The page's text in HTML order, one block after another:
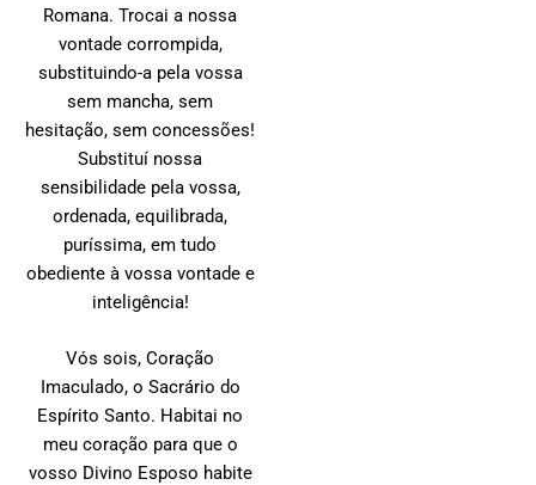
Romana. Trocai a nossa
vontade corrompida,
substituindo-a pela vossa
sem mancha, sem
hesitação, sem concessões!
Substituí nossa
sensibilidade pela vossa,
ordenada, equilibrada,
puríssima, em tudo
obediente à vossa vontade e
inteligência!
Vós sois, Coração
Imaculado, o Sacrário do
Espírito Santo. Habitai no
meu coração para que o
vosso Divino Esposo habite